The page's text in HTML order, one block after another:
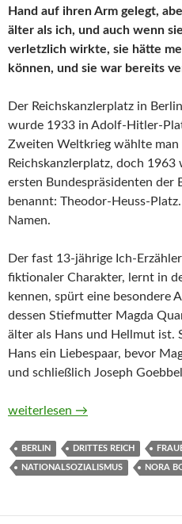
Hand auf ihren Arm gelegt,
älter als ich, und auch wenn
verletzlich wirkte, sie hätte
können, und sie war bereits
Der Reichskanzlerplatz in
wurde 1933 in
Zweiten Weltkrieg wählte man
Reichskanzlerplatz, doch
ersten Bundespräsidenten der
benannt:
Namen.
Der fast 13-jährige
fiktionaler Charakter, lernt in
kennen, spürt eine besondere
dessen Stiefmutter Magda
älter als Hans und Hellmut ist.
Hans ein Liebespaar, bevor
und schließlich Joseph
Reichskanzlerplatz von Nora
weiterlesen →
BERLIN DRITTES REICH
NATIONALSOZIALISMUS NORA